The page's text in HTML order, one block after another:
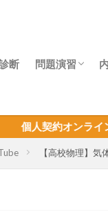
断 問題演習
イン家庭教師の生
【高校物理】気